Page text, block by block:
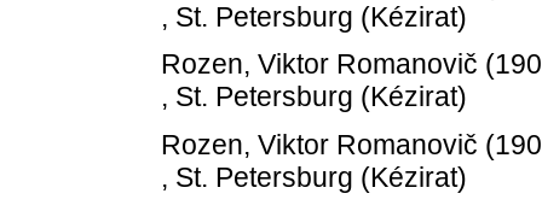
, St. Petersburg (Kézirat)
Rozen, Viktor Romanovič
, St. Petersburg (Kézirat)
Rozen, Viktor Romanovič
, St. Petersburg (Kézirat)